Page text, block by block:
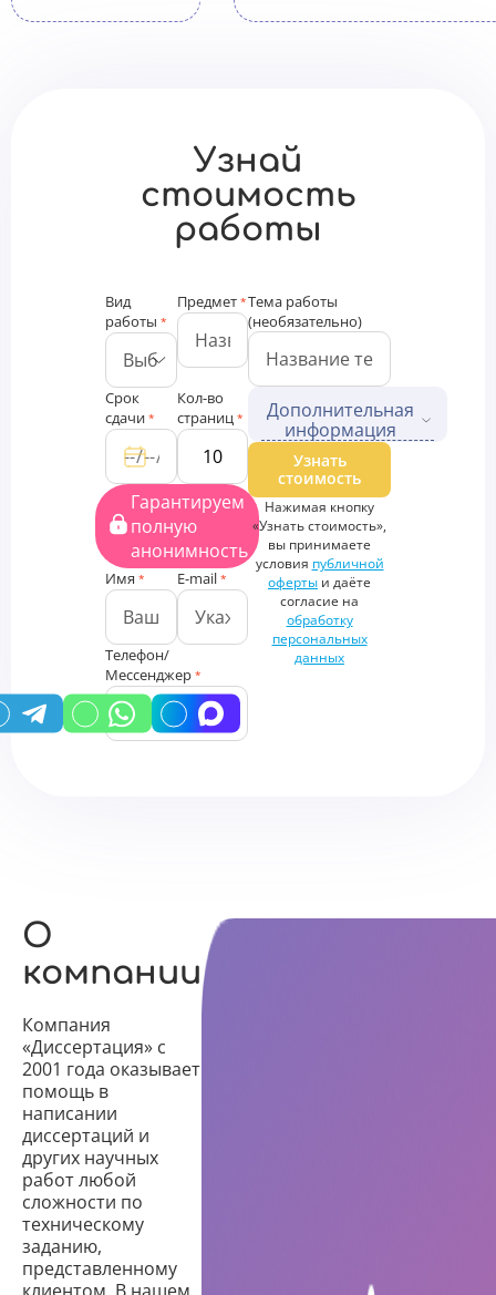
Узнай
стоимость
работы
Вид
работы *
Предмет *
Срок
сдачи *
Кол-во
страниц *
Гарантируем
полную
анонимность
Имя * E-mail *
Телефон/
Мессенджер *
Тема работы
(необязательно)
Дополнительная
информация
Дополнительные файлы
Загрузить
файлы
Дополнительная
информация
Узнать
стоимость
Нажимая кнопку
«Узнать стоимость»,
вы принимаете
условия публичной
оферты и даёте
согласие на
обработку
персональных
данных
О
компании
Компания
«Диссертация» с
2001 года оказывает
помощь в
написании
диссертаций и
других научных
работ любой
сложности по
техническому
заданию,
представленному